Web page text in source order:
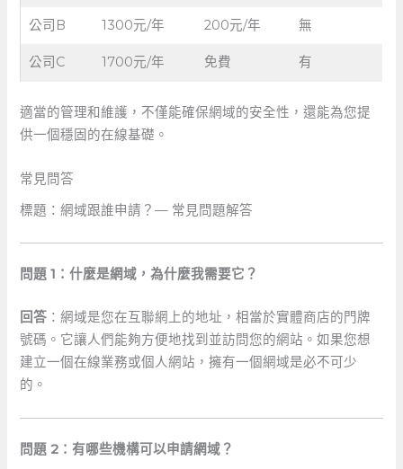
公司B 1300元/年 200元/年 無
公司C 1700元/年 免費 有
適當的管理和維護，不僅能確保網域的安全性，還能為您提
供一個穩固的在線基礎。
常見問答
標題：網域跟誰申請？—‍ 常見問題解答
問題 1：什麼是網域，為什麼我需要它？
回答 ：網域是您在互聯網上的地址，相當於實體商店的門牌
號碼。它讓人們能夠方便地找到並訪問您的網站。如果您想
建立一個在線業務或個人網站，擁有一個網域是必不可少
的。
問題 2：有哪些機構可以申請網域？